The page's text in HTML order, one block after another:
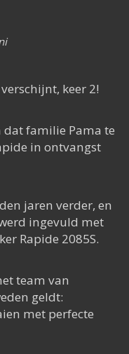
keer 2!
familie Pama te
in ontvangst
jaren verder, en
ingevuld met
Rapide 2085S.
team van
geldt:
met perfecte